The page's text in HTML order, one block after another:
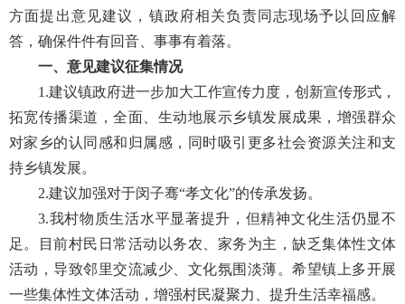
方面提出意见建议，镇政府相关负责同志现场予以回应解
答，确保件件有回音、事事有着落。
一、意见建议征集情况
1.建议镇政府进一步加大工作宣传力度，创新宣传形式，
拓宽传播渠道，全面、生动地展示乡镇发展成果，增强群众
对家乡的认同感和归属感，同时吸引更多社会资源关注和支
持乡镇发展。
2.建议加强对于闵子骞“孝文化”的传承发扬。
3.我村物质生活水平显著提升，但精神文化生活仍显不
足。目前村民日常活动以务农、家务为主，缺乏集体性文体
活动，导致邻里交流减少、文化氛围淡薄。希望镇上多开展
一些集体性文体活动，增强村民凝聚力、提升生活幸福感。